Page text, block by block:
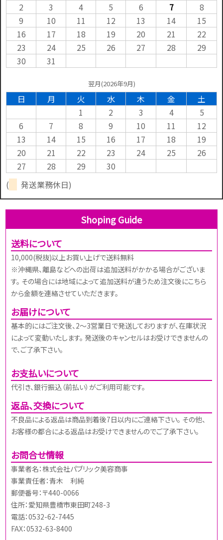
2
3 4 5 6 7
8
9
10 11 12 13 14
15
16
17 18 19 20 21
22
23
24 25 26 27 28
29
30
31
翌月(2026年9月)
日 月 火 水 木 金
土
1
2 3 4
5
6
7 8 9 10 11
12
13
14 15 16 17 18
19
20
21 22 23 24 25
26
27
28 29
30
(
発送業務休日)
Shoping Guide
送料について
10,000(税抜)以上お買い上げで送料無料
※沖縄県、離島などへの出荷は追加送料がかかる場合がございま
す。 その場合には地域によって追加送料が違うため注文後にこちら
から金額を連絡させていただきます。
お届けについて
基本的にはご注文後、2～3営業日で発送しておりますが、在庫状況
によって変動いたします。 発送後のキャンセルはお受けできませんの
で、ご了承下さい。
お支払いについて
代引き、銀行振込（前払い）がご利用可能です。
返品、交換について
不良品による返品は商品到着後7日以内にご連絡下さい。 その他、
お客様の都合による返品はお受けできませんのでご了承下さい。
お問合せ情報
事業者名：株式会社パブリック美容商事
事業責任者：青木 利純
郵便番号：〒440-0066
住所：愛知県豊橋市東田町248-3
電話：0532-62-7445
FAX：0532-63-8400